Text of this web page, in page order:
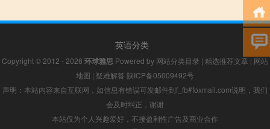
英语分类
Copyright © 2012 - 2026 环球雅思 Powered by 网站分类目录 | 精选推荐文章 | 网站
地图 | 疑难解答 陕ICP备05009492号
声明：本站内容来自互联网，如信息有错误可发邮件到f_fb#foxmail.com说明，我们
会及时纠正，谢谢
本站仅为个人兴趣爱好，不接盈利性广告及商业合作